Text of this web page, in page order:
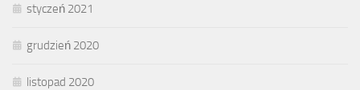
styczeń 2021
grudzień 2020
listopad 2020